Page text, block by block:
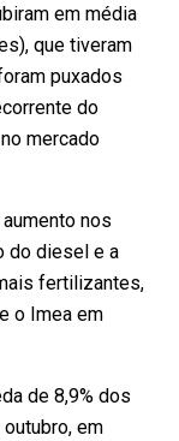
em média
que tiveram
puxados
do
mercado
nos
do diesel e a
fertilizantes,
o Imea em
de 8,9% dos
em